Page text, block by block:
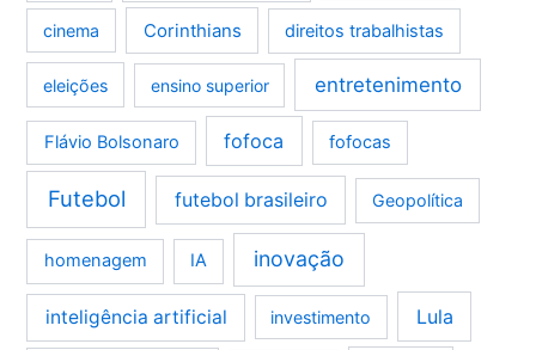
cinema Corinthians direitos trabalhistas
eleições ensino superior entretenimento
Flávio Bolsonaro fofoca fofocas
Futebol futebol brasileiro Geopolítica
homenagem IA inovação
inteligência artificial investimento Lula